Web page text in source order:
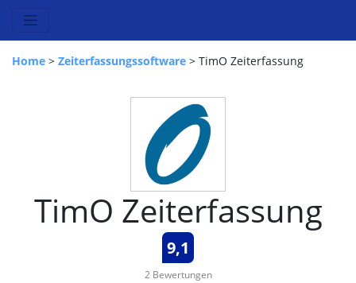
Home > Zeiterfassungssoftware > TimO Zeiterfassung
TimO Zeiterfassung
9,1
2 Bewertungen